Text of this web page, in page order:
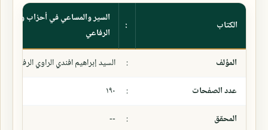
الكتاب :
السير والمساعي في أحزاب وأوراد
الرفاعي
المؤلف
:
السيد إبراهيم افندي الراوي الرفاعي
عدد الصفحات
:
١٩٠
المحقق
:
--